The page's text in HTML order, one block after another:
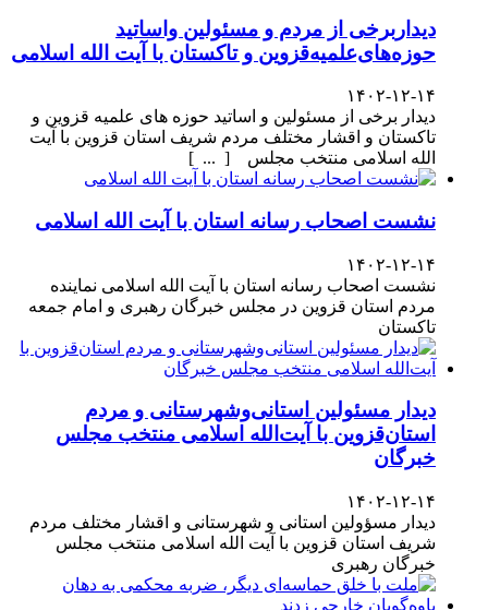
دیداربرخی از مردم و مسئولین واساتید
حوزه‌های‌علمیه‌قزوین و تاکستان با آیت الله اسلامی
۱۴۰۲-۱۲-۱۴
دیدار برخی از مسئولین و اساتید حوزه های علمیه قزوین و
تاکستان و اقشار مختلف مردم شریف استان قزوین با آیت
الله اسلامی منتخب مجلس [ ... ]
نشست اصحاب رسانه استان با آیت الله اسلامی
۱۴۰۲-۱۲-۱۴
نشست اصحاب رسانه استان با آیت الله اسلامی نماینده
مردم استان قزوین در مجلس خبرگان رهبری و امام جمعه
تاکستان
دیدار مسئولین استانی‌وشهرستانی و مردم‌
استان‌قزوین با آیت‌الله‌ اسلامی منتخب مجلس‌
خبرگان
۱۴۰۲-۱۲-۱۴
دیدار مسؤولین استانی و شهرستانی و اقشار مختلف مردم
شریف استان قزوین با آیت الله اسلامی منتخب مجلس
خبرگان رهبری